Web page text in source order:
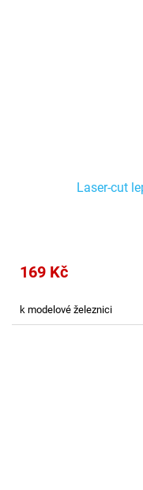
Laser-cut
169 Kč
k modelové železnici